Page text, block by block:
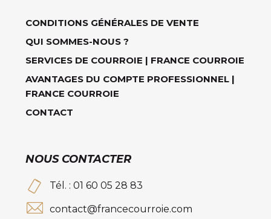
CONDITIONS GÉNÉRALES DE VENTE
QUI SOMMES-NOUS ?
SERVICES DE COURROIE | FRANCE COURROIE
AVANTAGES DU COMPTE PROFESSIONNEL |
FRANCE COURROIE
CONTACT
NOUS CONTACTER
Tél. : 01 60 05 28 83
contact@francecourroie.com